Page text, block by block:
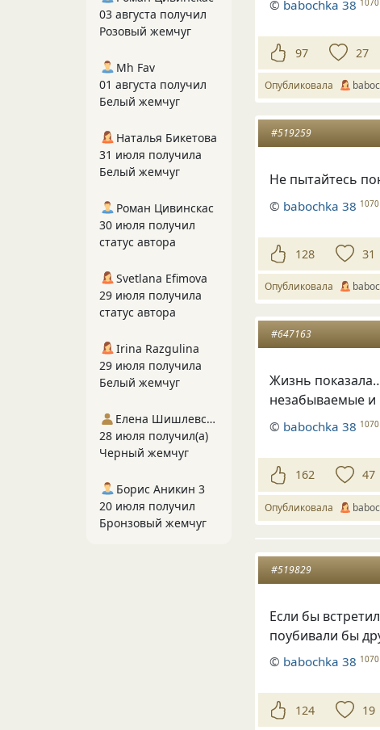
© babochka 38
97 27
Опубликовала
#519259
Не пытайтесь
© babochka 38 1070
128 31
Опубликовала
#647163
Жизнь
незабываемые
© babochka 38 1070
162 47
Опубликовала
#519829
Если бы
поубивали бы
© babochka 38 1070
124 19
03 августа получил
Розовый жемчуг
Mh Fav
01 августа получил
Белый жемчуг
Наталья Бикетова
31 июля получила
Белый жемчуг
Роман Цивинскас
30 июля получил
статус автора
Svetlana Efimova
29 июля получила
статус автора
Irina Razgulina
29 июля получила
Белый жемчуг
Елена Шишлевская
28 июля получил(а)
Черный жемчуг
Борис Аникин 3
20 июля получил
Бронзовый жемчуг